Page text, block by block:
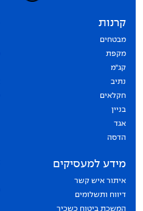
קרנות
מבטחים
מקפת
קג״מ
נתיב
חקלאים
בניין
אגד
הדסה
מידע למעסיקים
איתור איש קשר
דיווח ותשלומים
המשכת ביטוח כשכיר